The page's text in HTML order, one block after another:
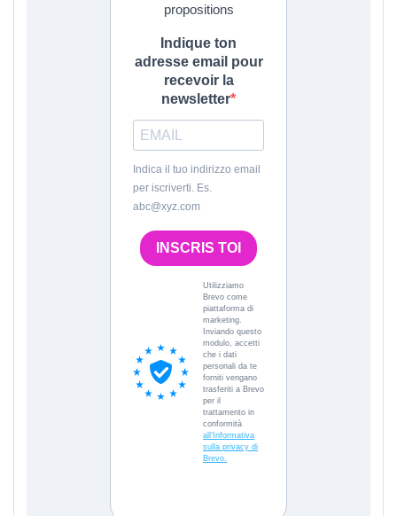
propositions
Indique ton
adresse email pour
recevoir la
newsletter
Indica il tuo indirizzo email
per iscriverti. Es.
abc@xyz.com
INSCRIS TOI
Utilizziamo
Brevo come
piattaforma di
marketing.
Inviando questo
modulo, accetti
che i dati
personali da te
forniti vengano
trasferiti a Brevo
per il
trattamento in
conformità
all'Informativa
sulla privacy di
Brevo.